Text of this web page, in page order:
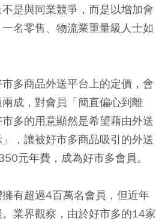
不是與同業競爭，而是以增加會
名零售、物流業重量級人士如
多商品外送平台上的定價，會
成，對會員「簡直偏心到離
多的用意顯然是希望藉由外送
，讓被好市多商品吸引的外送
元年費，成為好市多會員。
有超過4百萬名會員，但近年
業界觀察，由於好市多的14家